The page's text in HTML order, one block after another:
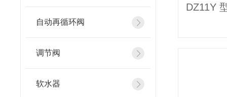
自动再循环阀
调节阀
软水器